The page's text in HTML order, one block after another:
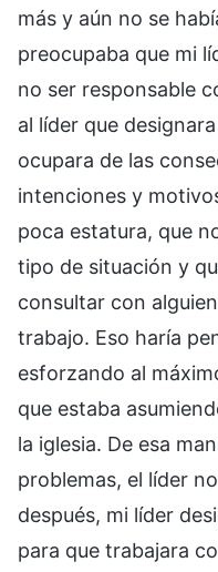
más y aún no se
preocupaba que mi
no ser responsable
al líder que
ocupara de las
intenciones y
poca estatura, que
tipo de situación y
consultar con
trabajo. Eso haría
esforzando al
que estaba
la iglesia. De esa
problemas, el líder
después, mi líder
para que trabajara